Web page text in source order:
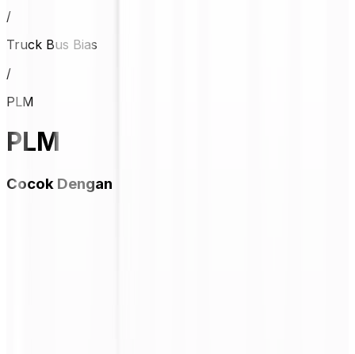
/
Truck Bus Bias
/
PLM
PLM
Cocok Dengan